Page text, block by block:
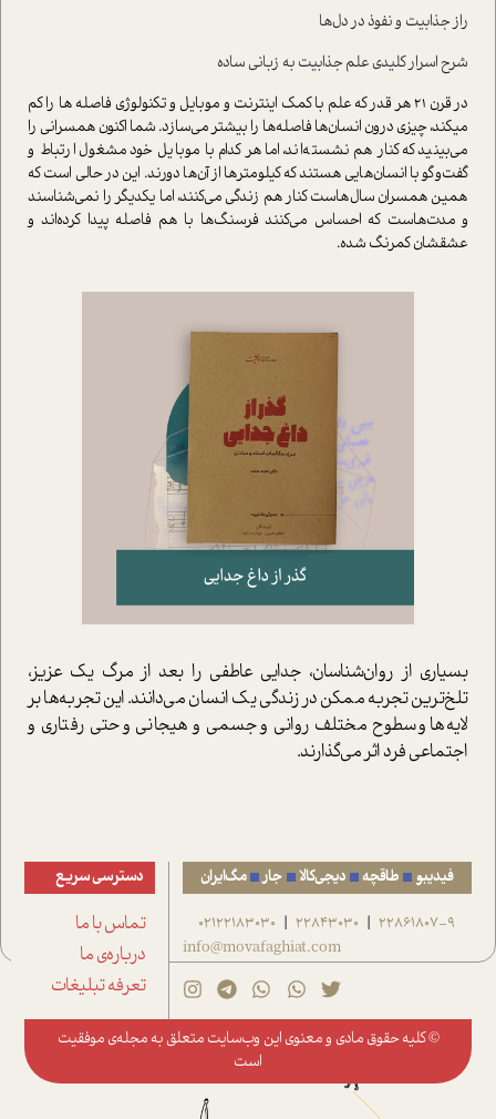
راز جذابیت و نفوذ در دل‌ها
شرح اسرار کلیدی علم جذابیت به زبانی ساده
در قرن 21 هر قدر که علم با کمک اینترنت و موبایل و تکنولوژی فاصله ها را کم
می­کند، چیزی درون انسان‌ها فاصله‌ها را بیشتر می‌سازد. شما اکنون همسرانی را
می‌بینید که کنار هم نشسته‌اند، اما هر کدام با موبایل خود مشغول ارتباط و
گفت‌و‌گو با انسان‌هایی هستند که کیلومترها از آن‌ها دورند. این در حالی است که
همین همسران سال‌هاست کنار هم زندگی می‌کنند، اما یکدیگر را نمی‌شناسند
و مدت‌هاست که احساس می‌کنند فرسنگ‌ها با هم فاصله پیدا کرده‌اند و
عشقشان کمرنگ شده.
بسیاری از روان‌شناسان، جدایی عاطفی را بعد از مرگ یک عزیز،
تلخ‌ترین تجربه ممکن در زندگی یک انسان می‌دانند. این تجربه‌ها بر
لایه‌ها و سطوح مختلف روانی و جسمی و هیجانی و حتی رفتاری و
اجتماعی فرد اثر می‌گذارند.
فیدیبو طاقچه دیجی‌کالا جار مگ‌ایران
22861807-9
|
22843030
|
02122183030
info@movafaghiat.com
دسترسی سریع
تماس با ما
درباره‌ی ما
تعرفه تبلیغات
© کلیه حقوق مادی و معنوی این وب‌سایت متعلق به مجله‌ی موفقیت
است